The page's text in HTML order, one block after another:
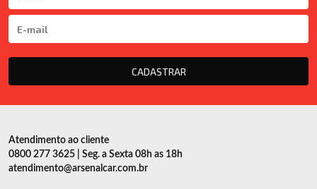
CADASTRAR
Atendimento ao cliente
0800 277 3625 | Seg. a Sexta 08h as 18h
atendimento@arsenalcar.com.br